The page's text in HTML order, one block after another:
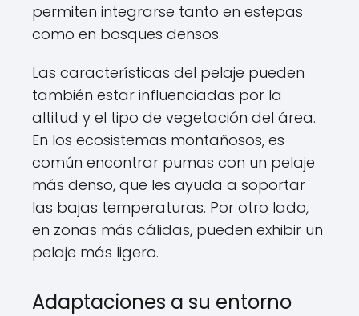
permiten integrarse tanto en estepas
como en bosques densos.
Las características del pelaje pueden
también estar influenciadas por la
altitud y el tipo de vegetación del área.
En los ecosistemas montañosos, es
común encontrar pumas con un pelaje
más denso, que les ayuda a soportar
las bajas temperaturas. Por otro lado,
en zonas más cálidas, pueden exhibir un
pelaje más ligero.
Adaptaciones a su entorno